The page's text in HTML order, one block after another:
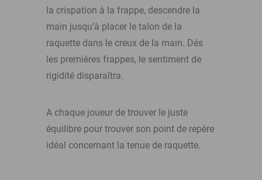
la crispation à la frappe, descendre la
main jusqu’à placer le talon de la
raquette dans le creux de la main. Dés
les premières frappes, le sentiment de
rigidité disparaîtra.
A chaque joueur de trouver le juste
équilibre pour trouver son point de repère
idéal concernant la tenue de raquette.